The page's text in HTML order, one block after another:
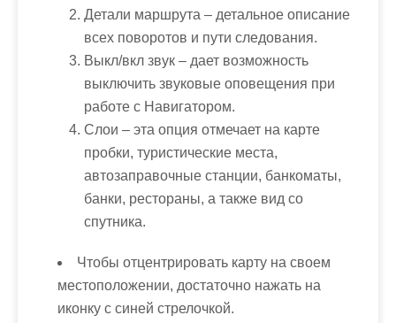
Детали маршрута – детальное описание
всех поворотов и пути следования.
Выкл/вкл звук – дает возможность
выключить звуковые оповещения при
работе с Навигатором.
Слои – эта опция отмечает на карте
пробки, туристические места,
автозаправочные станции, банкоматы,
банки, рестораны, а также вид со
спутника.
Чтобы отцентрировать карту на своем
местоположении, достаточно нажать на
иконку с синей стрелочкой.